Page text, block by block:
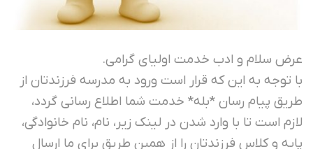
عرض سلام و ادب خدمت اولیای گرامی.
با توجه به این که قرار است ورود به مدرسه فرزندتان از
طریق پیام رسان *بله* خدمت شما اطلاع رسانی گردد،
لازم است تا با وارد شدن در لینک زیر، نام، نام خانوادگی،
پایه و کلاس فرزندتان را از همین طریق برای ما ارسال